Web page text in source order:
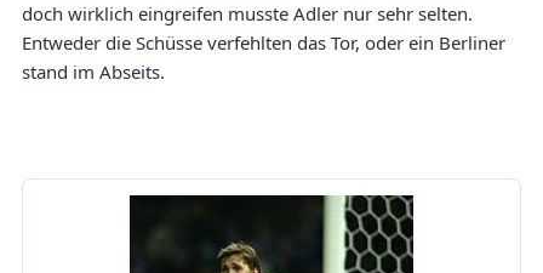
doch wirklich eingreifen musste Adler nur sehr selten.
Entweder die Schüsse verfehlten das Tor, oder ein Berliner
stand im Abseits.